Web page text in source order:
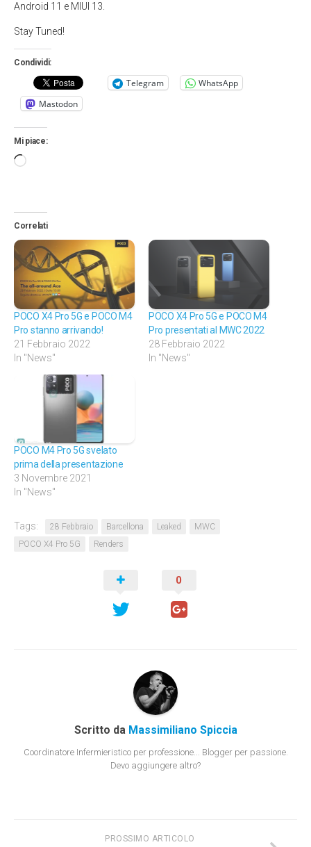
Android 11 e MIUI 13.
Stay Tuned!
Condividi:
Telegram
WhatsApp
Mastodon
Mi piace:
Caricamento
Correlati
POCO X4 Pro 5G e POCO M4
Pro stanno arrivando!
21 Febbraio 2022
In "News"
POCO X4 Pro 5G e POCO M4
Pro presentati al MWC 2022
28 Febbraio 2022
In "News"
POCO M4 Pro 5G svelato
prima della presentazione
3 Novembre 2021
In "News"
Tags: 28 Febbraio Barcellona Leaked
MWC
POCO X4 Pro 5G
Renders
0
Scritto da Massimiliano Spiccia
Coordinatore Infermieristico per professione... Blogger per passione.
Devo aggiungere altro?
PROSSIMO ARTICOLO